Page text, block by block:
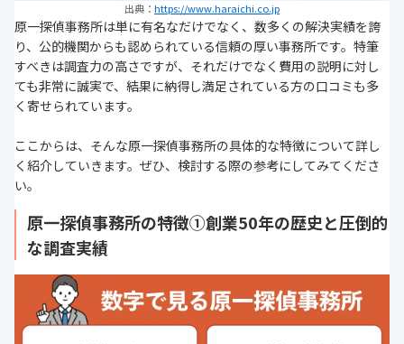
出典： https://www.haraichi.co.jp
原一探偵事務所は単に有名なだけでなく、数多くの解決実績を誇
り、公的機関からも認められている信頼の厚い事務所です。特筆
すべきは調査力の高さですが、それだけでなく費用の説明に対し
ても非常に誠実で、結果に納得し満足されている方の口コミも多
く寄せられています。
ここからは、そんな原一探偵事務所の具体的な特徴について詳し
く紹介していきます。ぜひ、検討する際の参考にしてみてくださ
い。
原一探偵事務所の特徴①創業50年の歴史と圧倒的
な調査実績